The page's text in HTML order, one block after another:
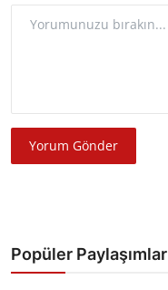
Yorum Gönder
Popüler Paylaşımlar